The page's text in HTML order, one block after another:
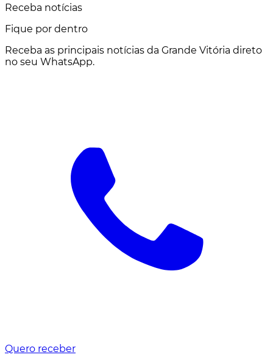
Receba notícias
Fique por dentro
Receba as principais notícias da Grande Vitória direto
no seu WhatsApp.
Quero receber